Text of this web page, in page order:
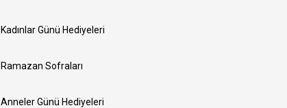
Kadınlar Günü Hediyeleri
Ramazan Sofraları
Anneler Günü Hediyeleri